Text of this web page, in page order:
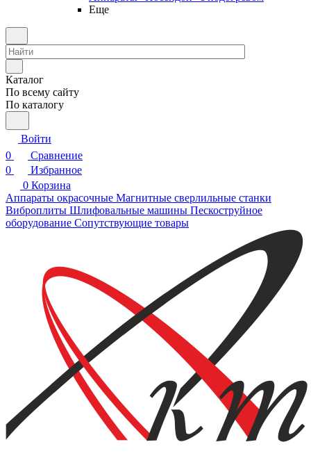
Еще
Каталог
По всему сайту
По каталогу
Войти
0
Сравнение
0
Избранное
0 Корзина
Аппараты окрасочные Магнитные сверлильные станки
Виброплиты Шлифовальные машины Пескоструйное
оборудование Сопутствующие товары